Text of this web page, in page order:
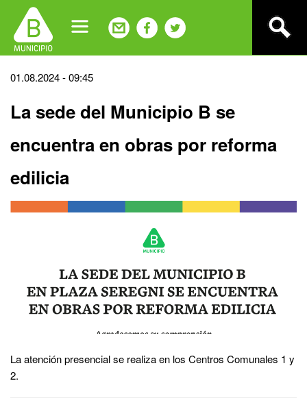
navigation
Back
top
01.08.2024 - 09:45
La sede del Municipio B se
encuentra en obras por reforma
edilicia
La atención presencial se realiza en los Centros Comunales 1 y
2.